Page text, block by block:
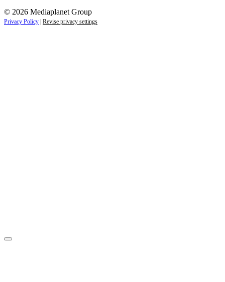
© 2026 Mediaplanet Group
Privacy Policy Revise privacy settings